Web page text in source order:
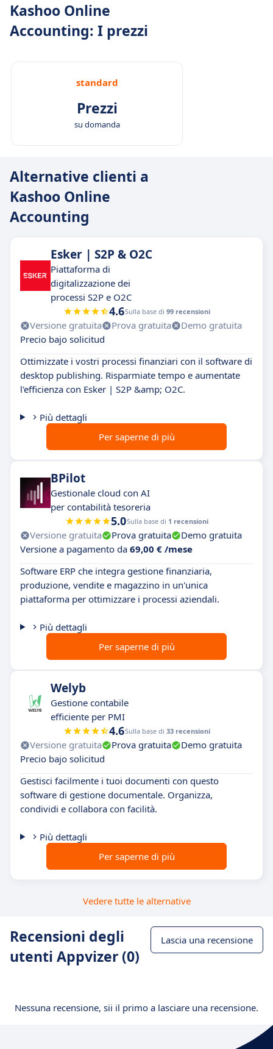
Kashoo Online
Accounting: I prezzi
standard
Prezzi
su domanda
Alternative clienti a
Kashoo Online
Accounting
Esker | S2P & O2C
Piattaforma di
digitalizzazione dei
processi S2P e O2C
4.6Sulla base di 99 recensioni
Versione gratuita Prova gratuita
Demo gratuita
Precio bajo solicitud
Ottimizzate i vostri processi finanziari con il software di
desktop publishing. Risparmiate tempo e aumentate
l'efficienza con Esker | S2P &amp; O2C.
Più dettagli
Per saperne di più
BPilot
Gestionale cloud con AI
per contabilità tesoreria
5.0Sulla base di 1 recensioni
Versione gratuita Prova gratuita
Demo gratuita
Versione a pagamento da 69,00 € /mese
Software ERP che integra gestione finanziaria,
produzione, vendite e magazzino in un'unica
piattaforma per ottimizzare i processi aziendali.
Più dettagli
Per saperne di più
Welyb
Gestione contabile
efficiente per PMI
4.6Sulla base di 33 recensioni
Versione gratuita Prova gratuita
Demo gratuita
Precio bajo solicitud
Gestisci facilmente i tuoi documenti con questo
software di gestione documentale. Organizza,
condividi e collabora con facilità.
Più dettagli
Per saperne di più
Vedere tutte le alternative
Recensioni degli
utenti Appvizer (0)
Lascia una recensione
Nessuna recensione, sii il primo a lasciare una recensione.